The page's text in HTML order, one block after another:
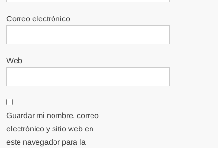
Correo electrónico
Web
Guardar mi nombre, correo
electrónico y sitio web en
este navegador para la